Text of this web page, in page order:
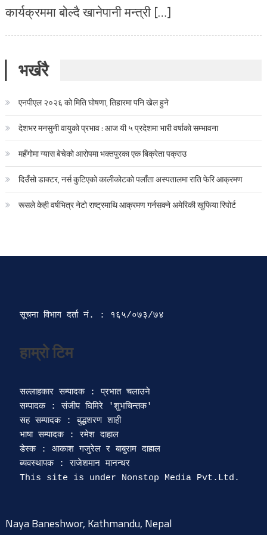
कार्यक्रममा बोल्दै खानेपानी मन्त्री […]
भर्खरै
एनपीएल २०२६ को मिति घोषणा, तिहारमा पनि खेल हुने
देशभर मनसुनी वायुको प्रभाव : आज यी ५ प्रदेशमा भारी वर्षाको सम्भावना
महँगोमा ग्यास बेचेको आरोपमा भक्तपुरका एक बिक्रेता पक्राउ
दिउँसो डाक्टर, नर्स कुटिएको कालीकोटको पलाँता अस्पतालमा राति फेरि आक्रमण
रूसले केही वर्षभित्र नेटो राष्ट्रमाथि आक्रमण गर्नसक्ने अमेरिकी खुफिया रिपोर्ट
सूचना विभाग दर्ता‍ नं. : १६५/०७३/७४
हाम्रो टिम
सल्लाहकार सम्पादक : प्रभात चलाउने
सम्पादक : संजीप घिमिरे 'शुभचिन्तक'
सह सम्पादक : बुद्धशरण शाही
भाषा सम्पादक : रमेश दाहाल
डेस्क : आकाश गजुरेल र बाबुराम दाहाल
ब्यवस्थापक : राजेशमान मानन्धर
Naya Baneshwor, Kathmandu, Nepal